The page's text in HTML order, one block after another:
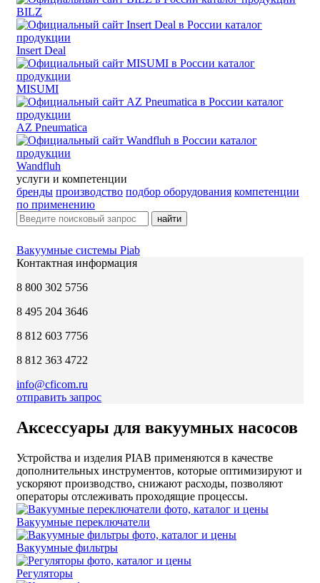
BILZ
Insert Deal
MISUMI
AZ Pneumatica
Wandfluh
услуги и компетенции
бренды производство подбор оборудования компетенции
по применению
найти
Вакуумные системы Piab
Контактная информация
8 800 302 5756
8 495 204 3646
8 812 603 7756
8 812 363 4722
info@cficom.ru
отправить запрос
Аксессуары для вакуумных насосов
Устройства и изделия PIAB применяются в качестве
дополнительных инструментов, которые оптимизируют и
ускоряют производство, снижают расходы, позволяют
операторы отслеживать проходящие процессы.
Вакуумные переключатели
Вакуумные фильтры
Регуляторы